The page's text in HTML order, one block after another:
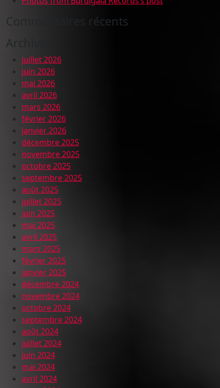
Commentaires récents
Archives
juillet 2026
juin 2026
mai 2026
avril 2026
mars 2026
février 2026
janvier 2026
décembre 2025
novembre 2025
octobre 2025
septembre 2025
août 2025
juillet 2025
juin 2025
mai 2025
avril 2025
mars 2025
février 2025
janvier 2025
décembre 2024
novembre 2024
octobre 2024
septembre 2024
août 2024
juillet 2024
juin 2024
mai 2024
avril 2024